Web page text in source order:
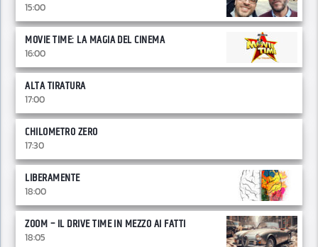
15:00
MOVIE TIME: LA MAGIA DEL CINEMA
16:00
ALTA TIRATURA
17:00
CHILOMETRO ZERO
17:30
LIBERAMENTE
18:00
ZOOM – IL DRIVE TIME IN MEZZO AI FATTI
18:05